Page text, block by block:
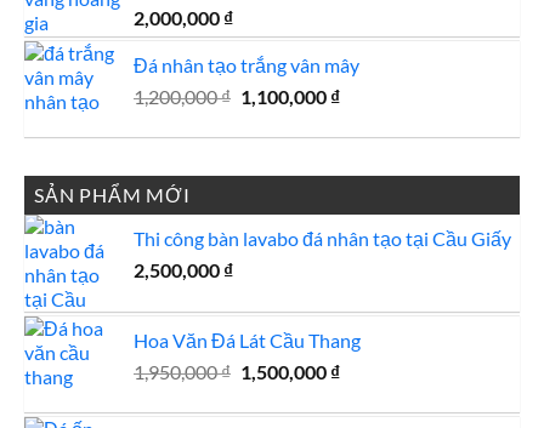
2,000,000 ₫
Đá nhân tạo trắng vân mây
1,200,000₫ Giá
1,200,000 ₫.
1,100,000 ₫Giá
là:
SẢN PHẨM MỚI
Thi công bàn lavabo đá nhân tạo tại Cầu Giấy
2,500,000 ₫
Hoa Văn Đá Lát Cầu Thang
1,950,000₫ Giá
1,500,000 ₫Giá